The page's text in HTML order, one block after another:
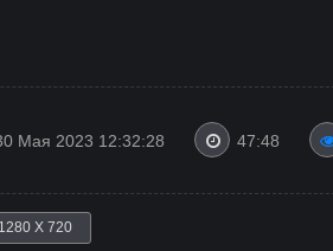
Мая 2023 12:32:28 47:48
1280 X 720